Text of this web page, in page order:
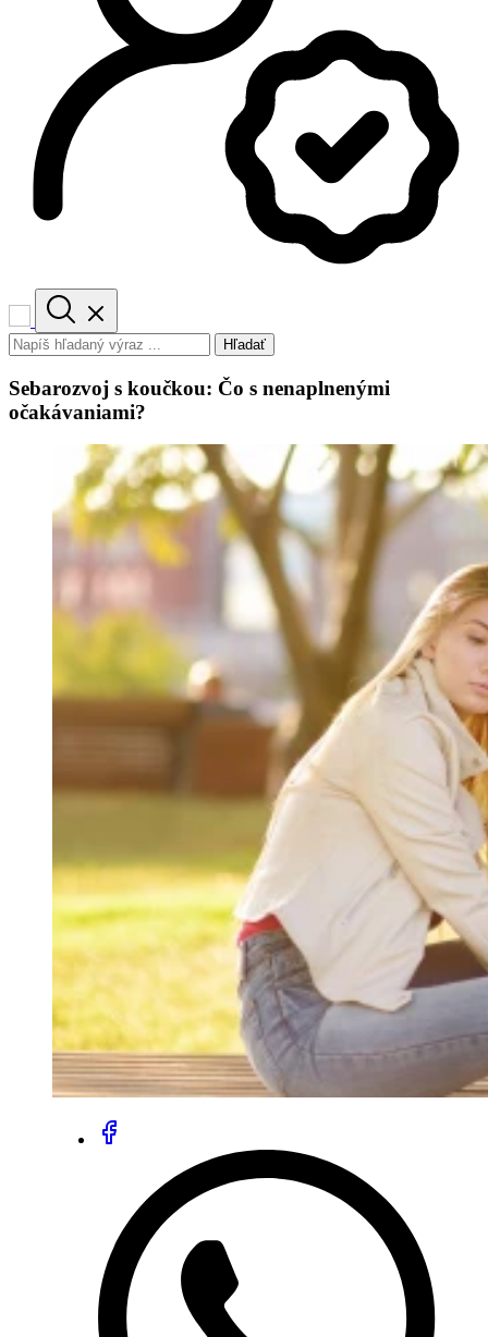
Hľadať
Sebarozvoj s koučkou: Čo s nenaplnenými
očakávaniami?